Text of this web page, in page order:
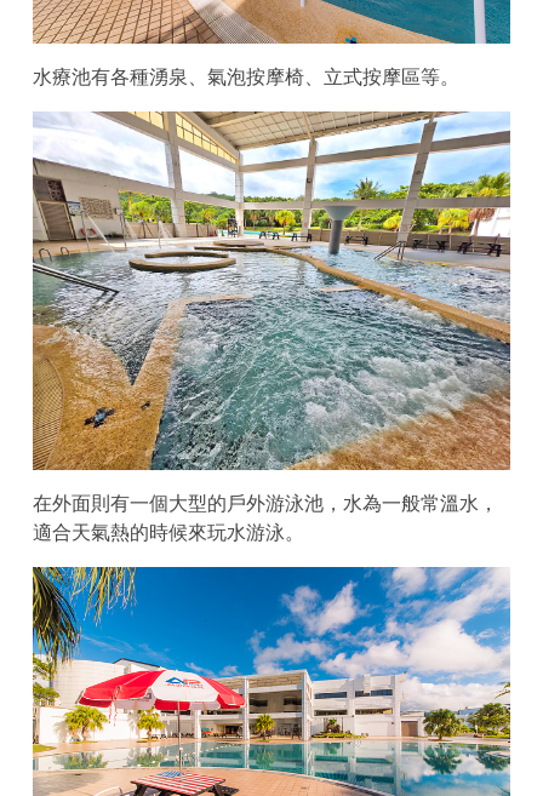
水療池有各種湧泉、氣泡按摩椅、立式按摩區等。
在外面則有一個大型的戶外游泳池，水為一般常溫水，
適合天氣熱的時候來玩水游泳。